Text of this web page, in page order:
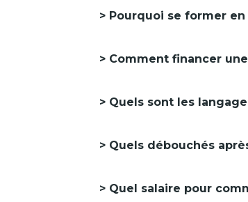
Pourquoi se former
Comment financer
Quels sont les
Quels débouchés
Quel salaire pour